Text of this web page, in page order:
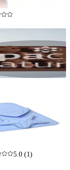
5.0 (1)